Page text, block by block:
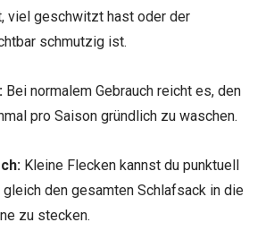
viel geschwitzt hast oder der
schmutzig ist.
Bei normalem Gebrauch reicht es, den
pro Saison gründlich zu waschen.
Kleine Flecken kannst du punktuell
gleich den gesamten Schlafsack in die
zu stecken.